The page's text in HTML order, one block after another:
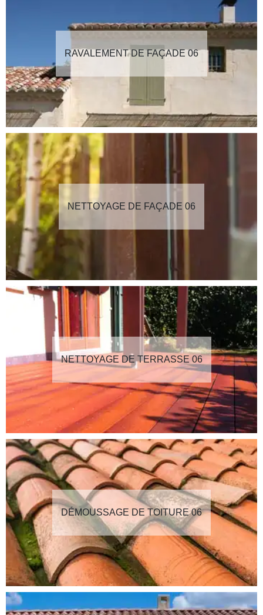
RAVALEMENT DE FAÇADE 06
NETTOYAGE DE FAÇADE 06
NETTOYAGE DE TERRASSE 06
DÉMOUSSAGE DE TOITURE 06